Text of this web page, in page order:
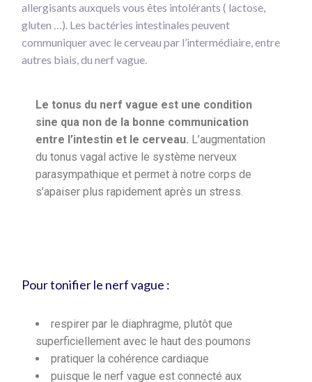
allergisants auxquels vous êtes intolérants ( lactose,
gluten …). Les bactéries intestinales peuvent
communiquer avec le cerveau par l’intermédiaire, entre
autres biais, du nerf vague.
Le tonus du nerf vague est une condition
sine qua non de la bonne communication
entre l’intestin et le cerveau. L’augmentation
du tonus vagal active le système nerveux
parasympathique et permet à notre corps de
s’apaiser plus rapidement après un stress.
Pour tonifier le nerf vague :
respirer par le diaphragme, plutôt que
superficiellement avec le haut des poumons
pratiquer la cohérence cardiaque
puisque le nerf vague est connecté aux